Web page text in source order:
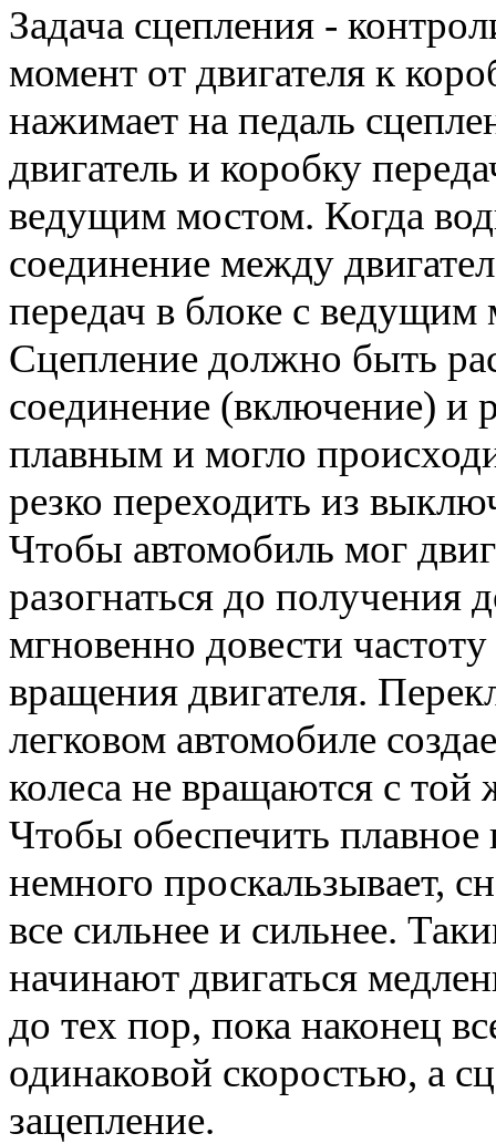
Задача сцепления -
момент от двигателя к
нажимает на педаль
двигатель и коробку
ведущим мостом. Когда
соединение между
передач в блоке с
Сцепление должно быть
соединение (включение) и
плавным и могло
резко переходить из
Чтобы автомобиль мог
разогнаться до
мгновенно довести
вращения двигателя.
легковом автомобиле
колеса не вращаются с той
Чтобы обеспечить плавное
немного проскальзывает,
все сильнее и сильнее.
начинают двигаться
до тех пор, пока наконец
одинаковой скоростью, а
зацепление.